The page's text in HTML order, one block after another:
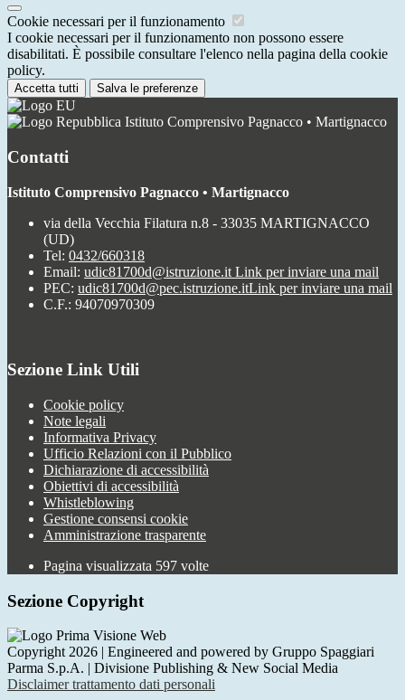
Cookie necessari per il funzionamento
I cookie necessari per il funzionamento non possono essere
disabilitati. È possibile consultare l'elenco nella pagina della cookie
policy.
Accetta tutti Salva le preferenze
Istituto Comprensivo Pagnacco • Martignacco
Contatti
Istituto Comprensivo Pagnacco • Martignacco
via della Vecchia Filatura n.8 - 33035 MARTIGNACCO
(UD)
Tel: 0432/660318
Email: udic81700d@istruzione.it Link per inviare una mail
PEC: udic81700d@pec.istruzione.itLink per inviare una mail
C.F.: 94070970309
Sezione Link Utili
Cookie policy
Note legali
Informativa Privacy
Ufficio Relazioni con il Pubblico
Dichiarazione di accessibilità
Obiettivi di accessibilità
Whistleblowing
Gestione consensi cookie
Amministrazione trasparente
Pagina visualizzata 597 volte
Sezione Copyright
Copyright 2026 | Engineered and powered by Gruppo Spaggiari
Parma S.p.A. | Divisione Publishing & New Social Media
Disclaimer trattamento dati personali